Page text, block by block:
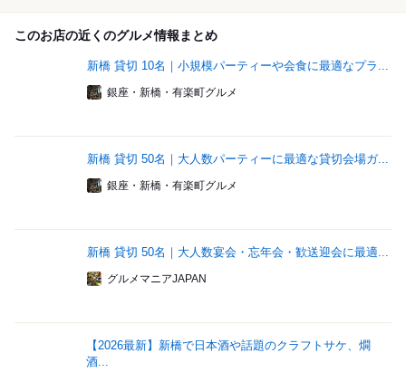
このお店の近くのグルメ情報まとめ
新橋 貸切 10名｜小規模パーティーや会食に最適なプラ...
銀座・新橋・有楽町グルメ
新橋 貸切 50名｜大人数パーティーに最適な貸切会場ガ...
銀座・新橋・有楽町グルメ
新橋 貸切 50名｜大人数宴会・忘年会・歓送迎会に最適...
グルメマニアJAPAN
【2026最新】新橋で日本酒や話題のクラフトサケ、燗
酒...